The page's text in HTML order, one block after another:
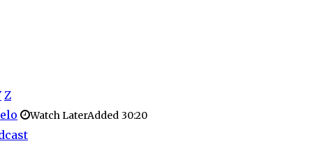
Z
Watch LaterAdded 30:20